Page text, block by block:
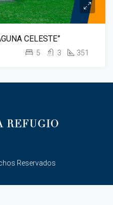
CELESTE”
5 3 351
Reservados